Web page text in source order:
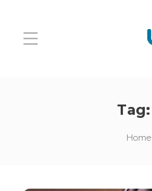
Tag:
Home